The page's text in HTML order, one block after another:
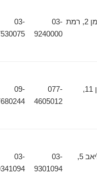
דב פרידמן 2, רמת 03-
9240000
03-
7530075
אושיסקין 11,
077-
4605012
09-
7680244
יעקב אליאב 5,
03-
9301094
03-
9341094